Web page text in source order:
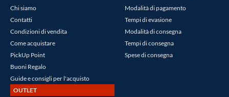
Chi siamo
Contatti
Condizioni di vendita
Come acquistare
PickUp Point
Buoni Regalo
Guide e consigli per l'acquisto
OUTLET
Modalità di pagamento
Tempi di evasione
Modalità di consegna
Tempi di consegna
Spese di consegna